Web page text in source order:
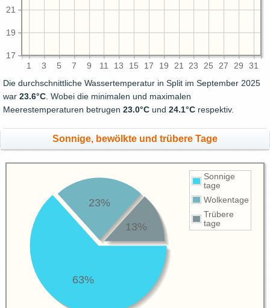
1 3 5 7 9 11 13 15 17 19 21 23 25 27 29 31
17
19
21
Die durchschnittliche Wassertemperatur in Split im September 2025
war 23.6°C . Wobei die minimalen und maximalen
Meerestemperaturen betrugen 23.0°C und 24.1°C respektiv.
Sonnige, bewölkte und trübere Tage
Sonnige
tage
Wolkentage
Trübere
tage
63%
23%
13%